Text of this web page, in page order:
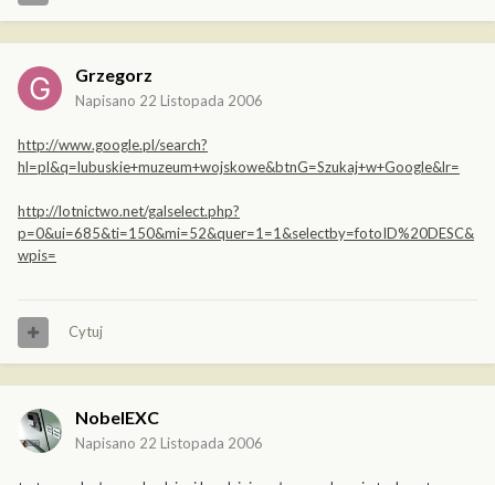
Grzegorz
Napisano 22 Listopada 2006
http://www.google.pl/search?
hl=pl&q=lubuskie+muzeum+wojskowe&btnG=Szukaj+w+Google&lr=
http://lotnictwo.net/galselect.php?
p=0&ui=685&ti=150&mi=52&quer=1=1&selectby=fotoID%20DESC&
wpis=
Cytuj
NobelEXC
Napisano 22 Listopada 2006